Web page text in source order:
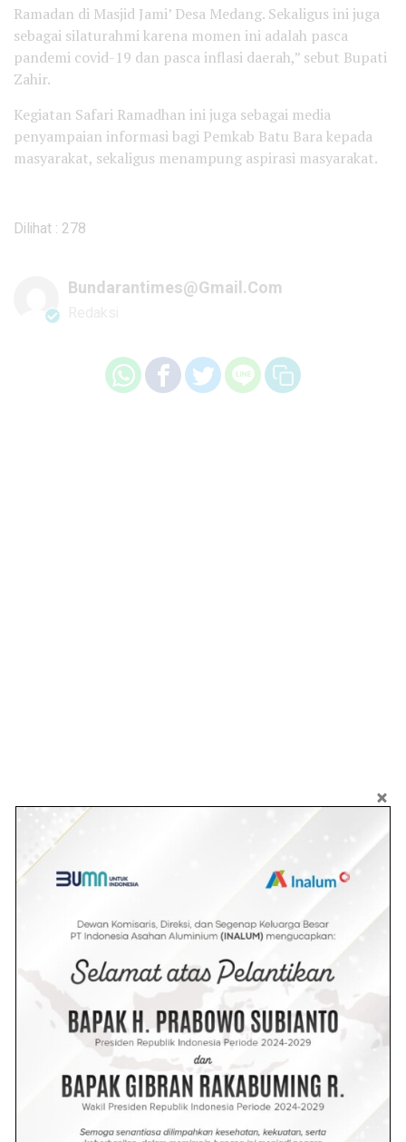
Ramadan di Masjid Jami’ Desa Medang. Sekaligus ini juga
sebagai silaturahmi karena momen ini adalah pasca
pandemi covid-19 dan pasca inflasi daerah,” sebut Bupati
Zahir.
Kegiatan Safari Ramadhan ini juga sebagai media
penyampaian informasi bagi Pemkab Batu Bara kepada
masyarakat, sekaligus menampung aspirasi masyarakat.
Dilihat : 278
Bundarantimes@gmail.com